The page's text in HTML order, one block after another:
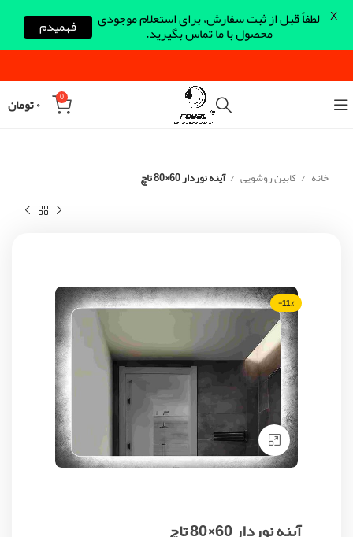
0 ۰تومان
خانه کابین روشویی آینه نوردار 60×80 تاچ
-11%
Click to enlarge
آینه نوردار 60×80 تاچ
لطفاً قبل از ثبت سفارش، برای استعلام موجودی
محصول با ما تماس بگیرید. فهمیدم X